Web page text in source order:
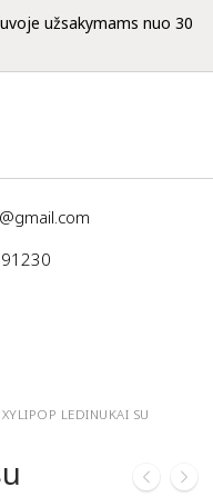
užsakymams nuo 30
XYLIPOP LEDINUKAI SU